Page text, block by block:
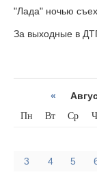
"Лада" ночью
За выходные в
«
Пн Вт Ср
3 4 5